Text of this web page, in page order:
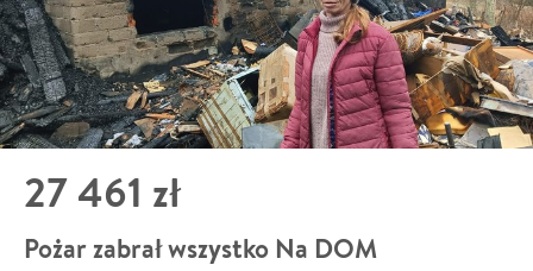
27 461 zł
Pożar zabrał wszystko Na DOM